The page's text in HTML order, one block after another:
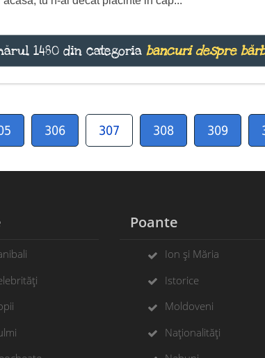
1480 din categoriabancuri despre
306 307 308 309
Poante
Ion și Măria
Istorice
Moldoveni
Naționalități